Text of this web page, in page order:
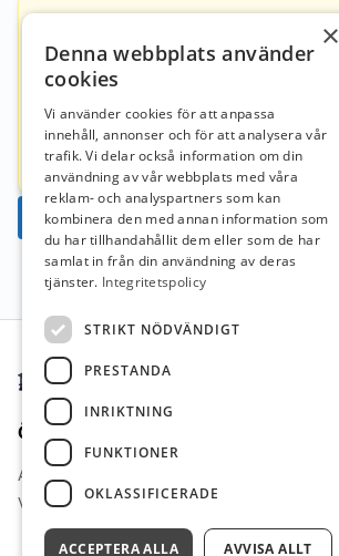
eva-marie.johansson@clustera.se
076-0293365
Ansök nu
Sidfot
Övrigt
Arbetsgivare i Fokus
Vi Lärare Jobb
×
Denna webbplats använder
cookies
Vi använder cookies för att anpassa
innehåll, annonser och för att analysera vår
trafik. Vi delar också information om din
användning av vår webbplats med våra
reklam- och analyspartners som kan
kombinera den med annan information som
du har tillhandahållit dem eller som de har
samlat in från din användning av deras
tjänster. Integritetspolicy
STRIKT NÖDVÄNDIGT
PRESTANDA
INRIKTNING
FUNKTIONER
OKLASSIFICERADE
ACCEPTERA ALLA AVVISA ALLT